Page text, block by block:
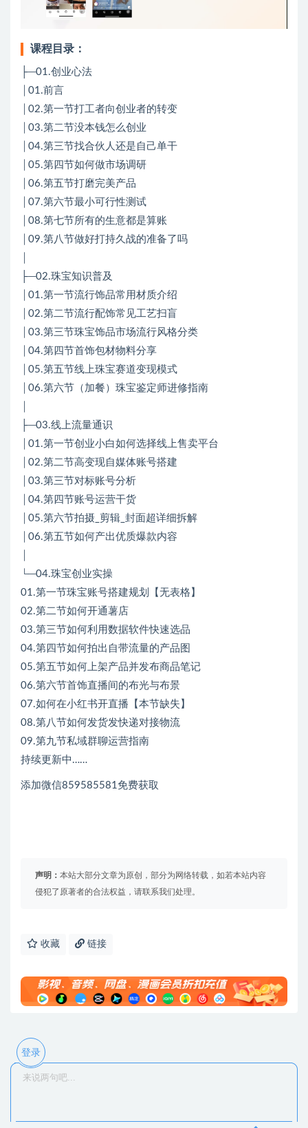
课程目录：
├─01.创业心法
│01.前言
│02.第一节打工者向创业者的转变
│03.第二节没本钱怎么创业
│04.第三节找合伙人还是自己单干
│05.第四节如何做市场调研
│06.第五节打磨完美产品
│07.第六节最小可行性测试
│08.第七节所有的生意都是算账
│09.第八节做好打持久战的准备了吗
├─02.珠宝知识普及
│01.第一节流行饰品常用材质介绍
│02.第二节流行配饰常见工艺扫盲
│03.第三节珠宝饰品市场流行风格分类
│04.第四节首饰包材物料分享
│05.第五节线上珠宝赛道变现模式
│06.第六节（加餐）珠宝鉴定师进修指南
├─03.线上流量通识
│01.第一节创业小白如何选择线上售卖平台
│02.第二节高变现自媒体账号搭建
│03.第三节对标账号分析
│04.第四节账号运营干货
│05.第六节拍摄_剪辑_封面超详细拆解
│06.第五节如何产出优质爆款内容
└─04.珠宝创业实操
01.第一节珠宝账号搭建规划【无表格】
02.第二节如何开通薯店
03.第三节如何利用数据软件快速选品
04.第四节如何拍出自带流量的产品图
05.第五节如何上架产品并发布商品笔记
06.第六节首饰直播间的布光与布景
07.如何在小红书开直播【本节缺失】
08.第八节如何发货发快递对接物流
09.第九节私域群聊运营指南
持续更新中……
添加微信859585581免费获取
声明： 本站大部分文章为原创，部分为网络转载，如若本站内容
侵犯了原著者的合法权益，请联系我们处理。
收藏 链接
登录